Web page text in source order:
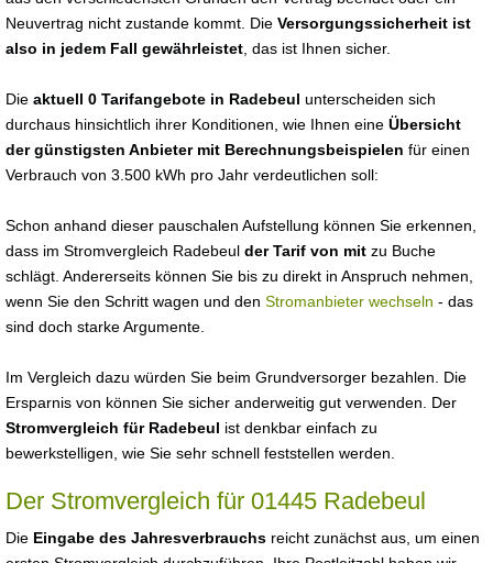
Neuvertrag nicht zustande kommt. Die Versorgungssicherheit ist
also in jedem Fall gewährleistet , das ist Ihnen sicher.
Die aktuell 0 Tarifangebote in Radebeul unterscheiden sich
durchaus hinsichtlich ihrer Konditionen, wie Ihnen eine Übersicht
der günstigsten Anbieter mit Berechnungsbeispielen für einen
Verbrauch von 3.500 kWh pro Jahr verdeutlichen soll:
Schon anhand dieser pauschalen Aufstellung können Sie erkennen,
dass im Stromvergleich Radebeul der Tarif von mit zu Buche
schlägt. Andererseits können Sie bis zu direkt in Anspruch nehmen,
wenn Sie den Schritt wagen und den Stromanbieter wechseln - das
sind doch starke Argumente.
Im Vergleich dazu würden Sie beim Grundversorger bezahlen. Die
Ersparnis von können Sie sicher anderweitig gut verwenden. Der
Stromvergleich für Radebeul ist denkbar einfach zu
bewerkstelligen, wie Sie sehr schnell feststellen werden.
Der Stromvergleich für 01445 Radebeul
Die Eingabe des Jahresverbrauchs reicht zunächst aus, um einen